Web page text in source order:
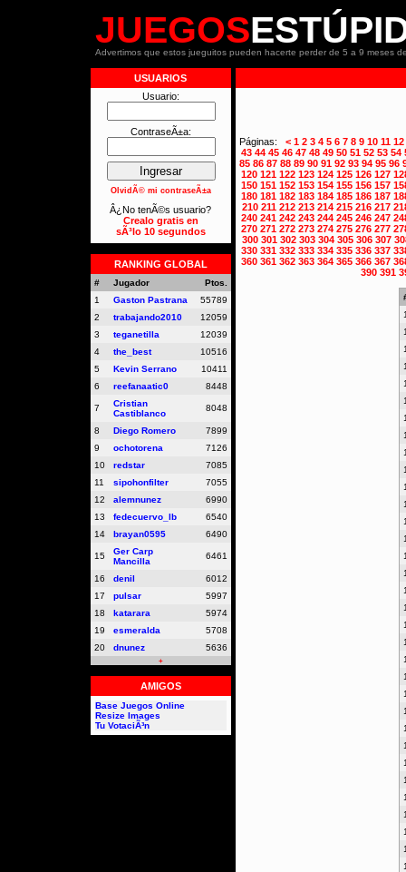
JUEGOS
Advertimos que estos jueguitos pueden hacerte perder de 5 a 9 meses
USUARIOS
Usuario:
ContraseÃ±a:
OlvidÃ© mi contraseÃ±a
Â¿No tenÃ©s usuario?
Crealo gratis en
sÃ³lo 10 segundos
RANKING GLOBAL
# Jugador
Ptos.
1
Gaston Pastrana
55789
2
trabajando2010
12059
3
teganetilla
12039
4
the_best
10516
5
Kevin Serrano
10411
6
reefanaatic0 8448
7
Cristian
Castiblanco
8048
8 Diego Romero
7899
9
ochotorena
7126
10
redstar
7085
11
sipohonfilter
7055
12
alemnunez
6990
13
fedecuervo_lb
6540
14
brayan0595 6490
15
Ger Carp
Mancilla
6461
16 denil
6012
17
pulsar
5997
18
katarara
5974
19
esmeralda
5708
20
dnunez 5636
+
AMIGOS
Base Juegos Online
Resize Images
Tu VotaciÃ³n
Páginas: < 1 2 3 4 5 6 7 8 9 10 11 12
43 44 45 46 47 48 49 50 51 52 53 54
85 86 87 88 89 90 91 92 93 94 95 96
120 121 122 123 124 125 126 127
150 151 152 153 154 155 156 157
180 181 182 183 184 185 186 187
210 211 212 213 214 215 216 217
240 241 242 243 244 245 246 247
270 271 272 273 274 275 276 277
300 301 302 303 304 305 306 307
330 331 332 333 334 335 336 337
360 361 362 363 364 365 366 367
390 391